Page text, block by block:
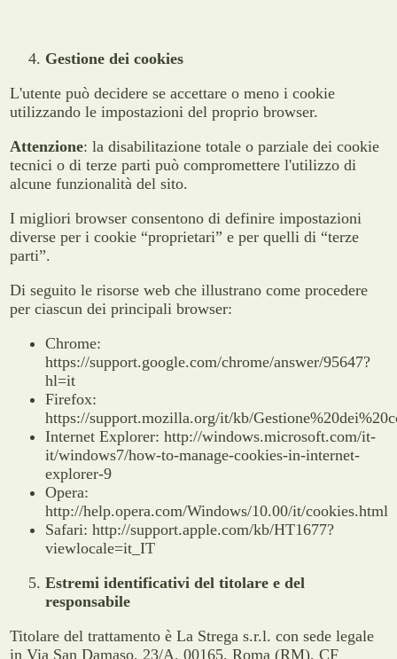
Gestione dei cookies
L'utente può decidere se accettare o meno i cookie
utilizzando le impostazioni del proprio browser.
Attenzione: la disabilitazione totale o parziale dei cookie
tecnici o di terze parti può compromettere l'utilizzo di
alcune funzionalità del sito.
I migliori browser consentono di definire impostazioni
diverse per i cookie “proprietari” e per quelli di “terze
parti”.
Di seguito le risorse web che illustrano come procedere
per ciascun dei principali browser:
Chrome:
https://support.google.com/chrome/answer/95647?
hl=it
Firefox:
https://support.mozilla.org/it/kb/
Internet Explorer: http://windows.microsoft.com/it-
it/windows7/how-to-manage-cookies-in-internet-
explorer-9
Opera:
http://help.opera.com/Windows/10.00/it/cookies.html
Safari: http://support.apple.com/kb/HT1677?
viewlocale=it_IT
Estremi identificativi del titolare e del
responsabile
Titolare del trattamento è La Strega s.r.l. con sede legale
in Via San Damaso, 23/A, 00165, Roma (RM), CF